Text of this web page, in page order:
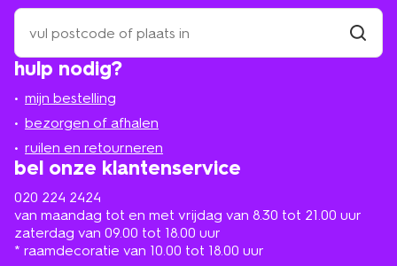
hulp nodig?
mijn bestelling
bezorgen of afhalen
ruilen en retourneren
bel onze klantenservice
020 224 2424
van maandag tot en met vrijdag van 8.30 tot 21.00 uur
zaterdag van 09.00 tot 18.00 uur
* raamdecoratie van 10.00 tot 18.00 uur
zoek
een
winkel
bij
in
de
buurt